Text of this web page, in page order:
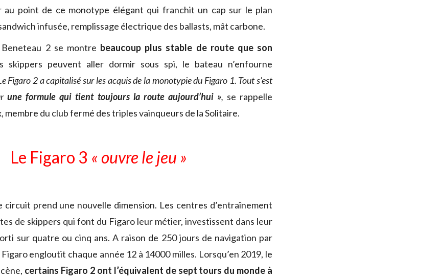
point de ce monotype élégant qui franchit un cap sur le plan
infusée, remplissage électrique des ballasts, mât carbone.
2 se montre beaucoup plus stable de route que son
skippers peuvent aller dormir sous spi, le bateau n’enfourne
Figaro 2 a capitalisé sur les acquis de la monotypie du Figaro 1. Tout s’est
une formule qui tient toujours la route aujourd’hui », se rappelle
membre du club fermé des triples vainqueurs de la Solitaire.
Le Figaro 3 « ouvre le jeu »
circuit prend une nouvelle dimension. Les centres d’entraînement
de skippers qui font du Figaro leur métier, investissent dans leur
sur quatre ou cinq ans. A raison de 250 jours de navigation par
Figaro engloutit chaque année 12 à 14000 milles. Lorsqu’en 2019, le
certains Figaro 2 ont l’équivalent de sept tours du monde à